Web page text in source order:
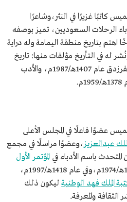
كاتبًا غزيرًا في النثر،وشاعرًا
الرحلات السعوديين، تميز بوصفه
اهتم بتاريخ منطقة اليمامة وله دراية
له في التأريخ مؤلفات منها: تاريخ
اليمامة الصادر عن مطابع الفرزدق عام 1407هـ/1987م، والأدب
عضوًا فاعلًا في المجلس الأعلى
عبدالعزيز،وعضوًا مراسلًا في مجمع
المتحدث باسم الأدباء في المؤتمر الأول
عام 1394هـ/1974م،وفي عام 1418هـ/1997م،
الملك فهد الوطنية ليكون ذلك
الثقافة والمعرفة.